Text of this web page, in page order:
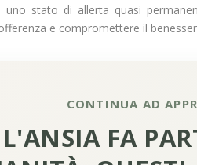
stato di allerta quasi
e compromettere il
CONTINUA AD
L'ANSIA FA